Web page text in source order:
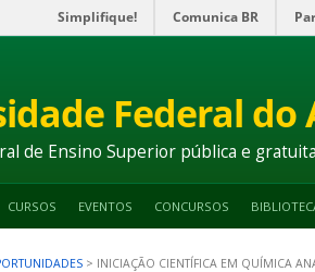
Simplifique! Comunica BR
Federal do
de Ensino Superior pública e gratuita
CURSOS EVENTOS CONCURSOS
> INICIAÇÃO CIENTÍFICA EM QUÍMICA